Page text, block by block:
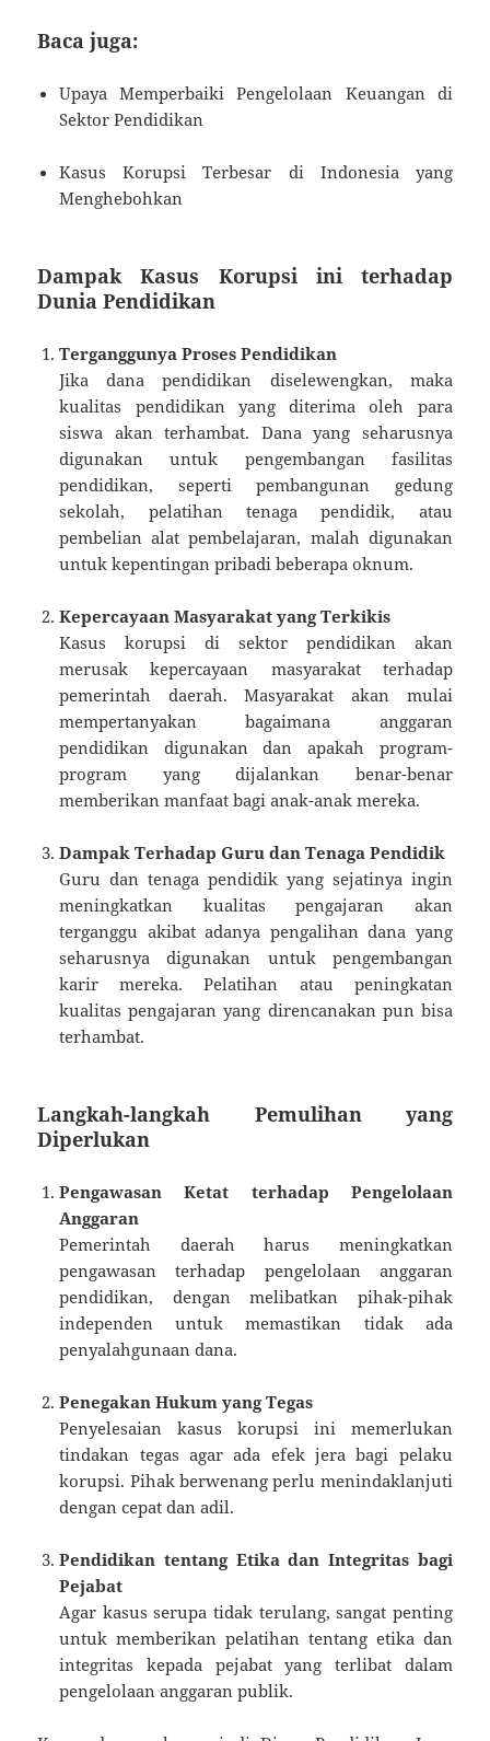
Baca juga:
Upaya Memperbaiki Pengelolaan Keuangan di
Sektor Pendidikan
Kasus Korupsi Terbesar di Indonesia yang
Menghebohkan
Dampak Kasus Korupsi ini terhadap
Dunia Pendidikan
Terganggunya Proses Pendidikan
Jika dana pendidikan diselewengkan, maka
kualitas pendidikan yang diterima oleh para
siswa akan terhambat. Dana yang seharusnya
digunakan untuk pengembangan fasilitas
pendidikan, seperti pembangunan gedung
sekolah, pelatihan tenaga pendidik, atau
pembelian alat pembelajaran, malah digunakan
untuk kepentingan pribadi beberapa oknum.
Kepercayaan Masyarakat yang Terkikis
Kasus korupsi di sektor pendidikan akan
merusak kepercayaan masyarakat terhadap
pemerintah daerah. Masyarakat akan mulai
mempertanyakan bagaimana anggaran
pendidikan digunakan dan apakah program-
program yang dijalankan benar-benar
memberikan manfaat bagi anak-anak mereka.
Dampak Terhadap Guru dan Tenaga Pendidik
Guru dan tenaga pendidik yang sejatinya ingin
meningkatkan kualitas pengajaran akan
terganggu akibat adanya pengalihan dana yang
seharusnya digunakan untuk pengembangan
karir mereka. Pelatihan atau peningkatan
kualitas pengajaran yang direncanakan pun bisa
terhambat.
Langkah-langkah Pemulihan yang
Diperlukan
Pengawasan Ketat terhadap Pengelolaan
Anggaran
Pemerintah daerah harus meningkatkan
pengawasan terhadap pengelolaan anggaran
pendidikan, dengan melibatkan pihak-pihak
independen untuk memastikan tidak ada
penyalahgunaan dana.
Penegakan Hukum yang Tegas
Penyelesaian kasus korupsi ini memerlukan
tindakan tegas agar ada efek jera bagi pelaku
korupsi. Pihak berwenang perlu menindaklanjuti
dengan cepat dan adil.
Pendidikan tentang Etika dan Integritas bagi
Pejabat
Agar kasus serupa tidak terulang, sangat penting
untuk memberikan pelatihan tentang etika dan
integritas kepada pejabat yang terlibat dalam
pengelolaan anggaran publik.